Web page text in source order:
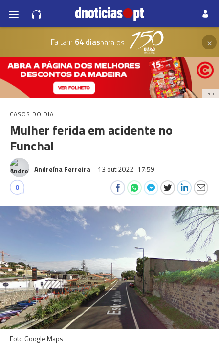
Faltam 64 diaspara os ×
PUB
CASOS DO DIA
Mulher ferida em acidente no
Funchal
Andreína Ferreira 13 out 2022 17:59
0
Foto Google Maps